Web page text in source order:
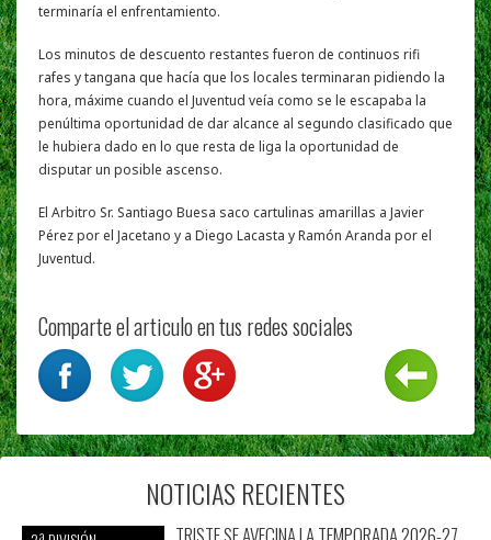
terminaría el enfrentamiento.
Los minutos de descuento restantes fueron de continuos rifi
rafes y tangana que hacía que los locales terminaran pidiendo la
hora, máxime cuando el Juventud veía como se le escapaba la
penúltima oportunidad de dar alcance al segundo clasificado que
le hubiera dado en lo que resta de liga la oportunidad de
disputar un posible ascenso.
El Arbitro Sr. Santiago Buesa saco cartulinas amarillas a Javier
Pérez por el Jacetano y a Diego Lacasta y Ramón Aranda por el
Juventud.
Comparte el articulo en tus redes sociales
NOTICIAS RECIENTES